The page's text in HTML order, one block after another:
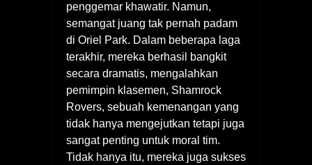
penggemar khawatir. Namun,
semangat juang tak pernah padam
di Oriel Park. Dalam beberapa laga
terakhir, mereka berhasil bangkit
secara dramatis, mengalahkan
pemimpin klasemen, Shamrock
Rovers, sebuah kemenangan yang
tidak hanya mengejutkan tetapi juga
sangat penting untuk moral tim.
Tidak hanya itu, mereka juga sukses